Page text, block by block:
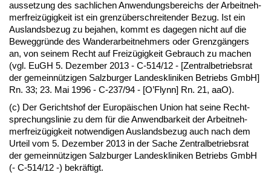
aus­set­zung des sach­li­chen An­wen­dungs­be­reichs der Ar­beit­neh­
mer­freizügig­keit ist ein grenzüber­schrei­ten­der Be­zug. Ist ein
Aus­lands­be­zug zu be­ja­hen, kommt es da­ge­gen nicht auf die
Be­weg­gründe des Wan­der­ar­beit­neh­mers oder Grenzgängers
an, von sei­nem Recht auf Freizügig­keit Ge­brauch zu ma­chen
(vgl. EuGH 5. De­zem­ber 2013 - C-514/12 - [Zen­tral­be­triebs­rat
der ge­meinnützi­gen Salz­bur­ger Lan­des­kli­ni­ken Be­triebs GmbH]
Rn. 33; 23. Mai 1996 - C-237/94 - [O’Flynn] Rn. 21, aaO).
(c) Der Ge­richts­hof der Eu­ropäischen Uni­on hat sei­ne Recht­
spre­chungs­li­nie zu dem für die An­wend­bar­keit der Ar­beit­neh­
mer­freizügig­keit not­wen­di­gen Aus­lands­be­zug auch nach dem
Ur­teil vom 5. De­zem­ber 2013 in der Sa­che Zen­tral­be­triebs­rat
der ge­meinnützi­gen Salz­bur­ger Lan­des­kli­ni­ken Be­triebs GmbH
(- C-514/12 -) be­kräftigt.